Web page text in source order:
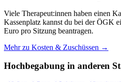
Viele Therapeut:innen haben einen
Kassenplatz kannst du bei der ÖGK
Euro pro Sitzung beantragen.
Mehr zu Kosten & Zuschüssen →
Hochbegabung in anderen